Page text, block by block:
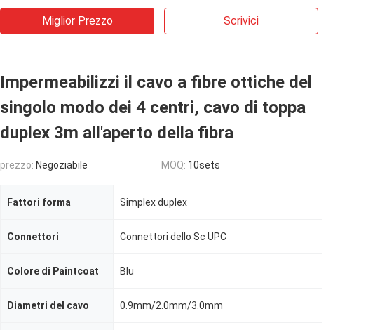
Miglior Prezzo Scrivici
Impermeabilizzi il cavo a fibre ottiche del
singolo modo dei 4 centri, cavo di toppa
duplex 3m all'aperto della fibra
prezzo: Negoziabile MOQ: 10sets
Fattori forma Simplex duplex
Connettori Connettori dello Sc UPC
Colore di Paintcoat Blu
Diametri del cavo 0.9mm/2.0mm/3.0mm